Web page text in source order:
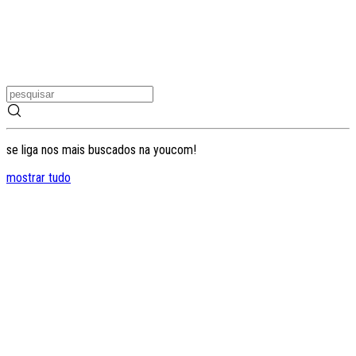
se liga nos mais buscados na youcom!
mostrar tudo